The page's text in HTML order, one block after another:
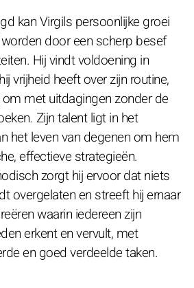
kan Virgils persoonlijke groei
door een scherp besef
Hij vindt voldoening in
vrijheid heeft over zijn routine,
met uitdagingen zonder de
Zijn talent ligt in het
het leven van degenen om hem
effectieve strategieën.
zorgt hij ervoor dat niets
overgelaten en streeft hij ernaar
waarin iedereen zijn
erkent en vervult, met
en goed verdeelde taken.